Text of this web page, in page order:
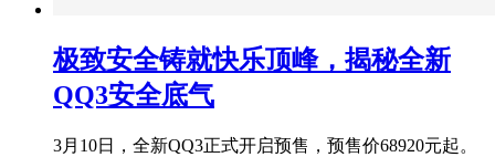
极致安全铸就快乐顶峰，揭秘全新
QQ3安全底气
3月10日，全新QQ3正式开启预售，预售价68920元起。